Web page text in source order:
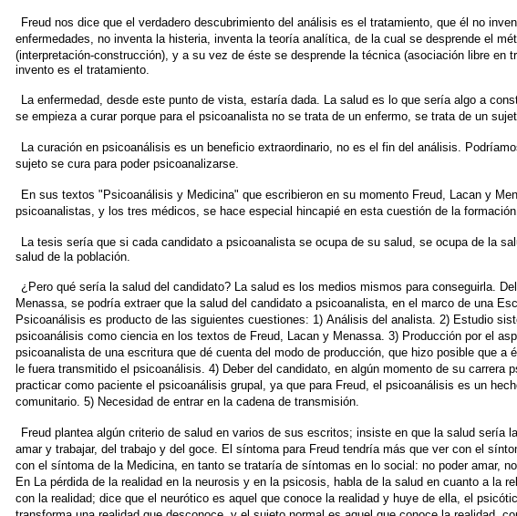
Freud nos dice que el verdadero descubrimiento del análisis es el tratamiento, que él no
enfermedades, no inventa la histeria, inventa la teoría analítica, de la cual se desprende el
(interpretación-construcción), y a su vez de éste se desprende la técnica (asociación libre en
invento es el tratamiento.
La enfermedad, desde este punto de vista, estaría dada. La salud es lo que sería algo a
se empieza a curar porque para el psicoanalista no se trata de un enfermo, se trata de un
La curación en psicoanálisis es un beneficio extraordinario, no es el fin del análisis.
sujeto se cura para poder psicoanalizarse.
En sus textos "Psicoanálisis y Medicina" que escribieron en su momento Freud, Lacan y
psicoanalistas, y los tres médicos, se hace especial hincapié en esta cuestión de la
La tesis sería que si cada candidato a psicoanalista se ocupa de su salud, se ocupa de la
salud de la población.
¿Pero qué sería la salud del candidato? La salud es los medios mismos para conseguirla.
Menassa, se podría extraer que la salud del candidato a psicoanalista, en el marco de una
Psicoanálisis es producto de las siguientes cuestiones: 1) Análisis del analista. 2) Estudio
psicoanálisis como ciencia en los textos de Freud, Lacan y Menassa. 3) Producción por el
psicoanalista de una escritura que dé cuenta del modo de producción, que hizo posible que a
le fuera transmitido el psicoanálisis. 4) Deber del candidato, en algún momento de su carrera
practicar como paciente el psicoanálisis grupal, ya que para Freud, el psicoanálisis es un
comunitario. 5) Necesidad de entrar en la cadena de transmisión.
Freud plantea algún criterio de salud en varios de sus escritos; insiste en que la salud sería
amar y trabajar, del trabajo y del goce. El síntoma para Freud tendría más que ver con el
con el síntoma de la Medicina, en tanto se trataría de síntomas en lo social: no poder amar,
En La pérdida de la realidad en la neurosis y en la psicosis, habla de la salud en cuanto a la
con la realidad; dice que el neurótico es aquel que conoce la realidad y huye de ella, el